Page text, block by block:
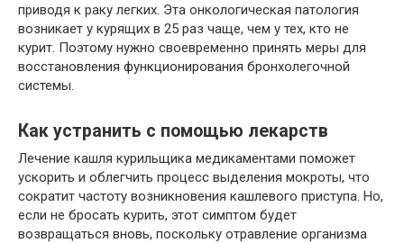
приводя к раку легких. Эта онкологическая патология
возникает у курящих в 25 раз чаще, чем у тех, кто не
курит. Поэтому нужно своевременно принять меры для
восстановления функционирования бронхолегочной
системы.
Как устранить с помощью лекарств
Лечение кашля курильщика медикаментами поможет
ускорить и облегчить процесс выделения мокроты, что
сократит частоту возникновения кашлевого приступа. Но,
если не бросать курить, этот симптом будет
возвращаться вновь, поскольку отравление организма